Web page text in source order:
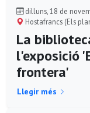
dilluns, 18 de
Hostafrancs (Els
La
l'exposició
frontera'
Llegir més